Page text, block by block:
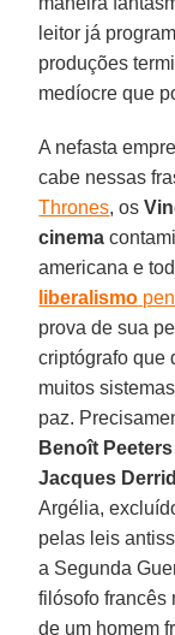
leitor já
produções
medíocre que
A nefasta
cabe nessas
Thrones, os
cinema
americana e
liberalismo
prova de sua
criptógrafo que
muitos
paz.
Benoît Peeters
Jacques
Argélia,
pelas leis
a Segunda
filósofo francês
de um homem